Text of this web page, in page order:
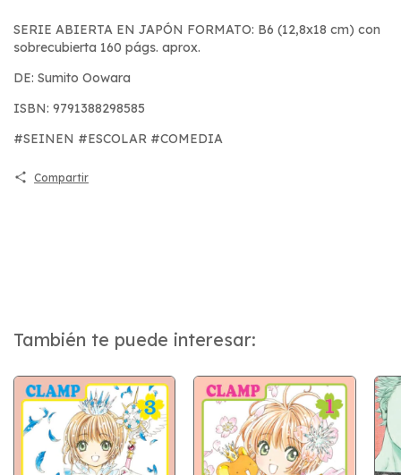
SERIE ABIERTA EN JAPÓN FORMATO: B6 (12,8x18 cm) con
sobrecubierta 160 págs. aprox.
DE: Sumito Oowara
ISBN: 9791388298585
#SEINEN #ESCOLAR #COMEDIA
Compartir
También te puede interesar: